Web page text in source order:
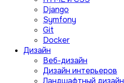
Django
Symfony
Git
Docker
Дизайн
Веб-дизайн
Дизайн интерьеров
Ландшафтный дизайн